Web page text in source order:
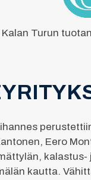
Kalan Turun
Eero
kautta.